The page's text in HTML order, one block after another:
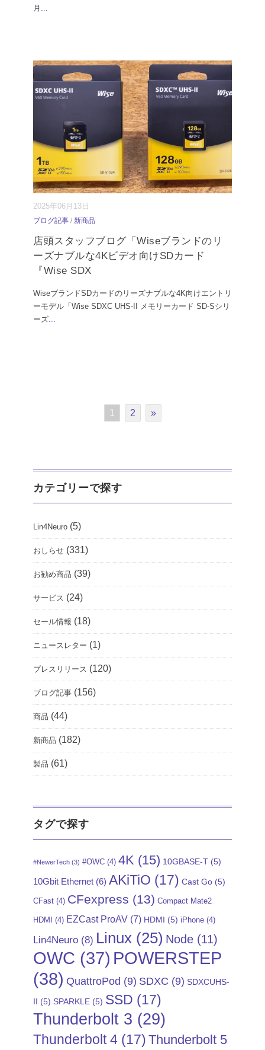
月 ...
2025年06月13日
ブログ記事 / 新商品
店頭スタッフブログ「Wiseブランドのリ
ーズナブルな4Kビデオ向けSDカード
『Wise SDX
WiseブランドSDカードのリーズナブルな4K向けエントリ
ーモデル「Wise SDXC UHS-II メモリーカード SD-Sシリ
ーズ...
1 2 »
カテゴリーで探す
Lin4Neuro (5)
おしらせ (331)
お勧め商品 (39)
サービス (24)
セール情報 (18)
ニュースレター (1)
プレスリリース (120)
ブログ記事 (156)
商品 (44)
新商品 (182)
製品 (61)
タグで探す
#NewerTech (3) #OWC (4) 4K (15) 10GBASE-T (5)
10Gbit Ethernet (6) AKiTiO (17) Cast Go (5)
CFast (4) CFexpress (13) Compact Mate2
HDMI (4) EZCast ProAV (7) HDMI (5) iPhone (4)
Lin4Neuro (8) Linux (25) Node (11)
OWC (37) POWERSTEP
(38) QuattroPod (9) SDXC (9) SDXCUHS-
II (5) SPARKLE (5) SSD (17)
Thunderbolt 3 (29)
Thunderbolt 4 (17) Thunderbolt 5